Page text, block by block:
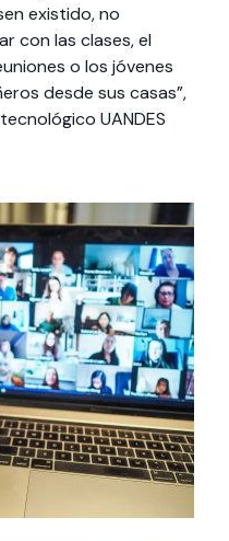
existido, no
con las clases, el
o los jóvenes
desde sus casas”,
UANDES